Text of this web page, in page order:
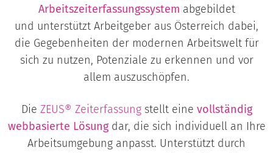
Arbeitszeiterfassungssystem abgebildet
und unterstützt Arbeitgeber aus Österreich dabei,
die Gegebenheiten der modernen Arbeitswelt für
sich zu nutzen, Potenziale zu erkennen und vor
allem auszuschöpfen.
Die ZEUS® Zeiterfassungstellt eine vollständig
webbasierte Lösungdar, die sich individuell an Ihre
Arbeitsumgebung anpasst. Unterstützt durch